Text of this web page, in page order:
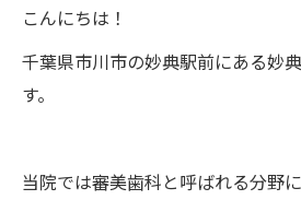
こんにちは！
千葉県市川市の妙典駅前にある妙
す。
当院では審美歯科と呼ばれる分野